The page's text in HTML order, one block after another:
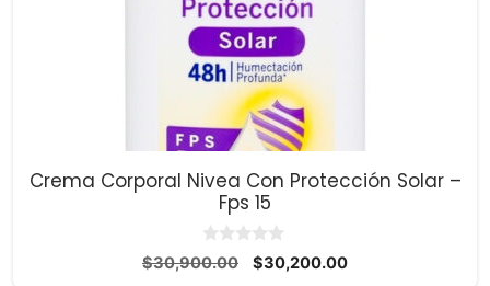
Crema Corporal Nivea Con Protección Solar –
Fps 15
0
d
$30,900.00
El
$30,200.00El